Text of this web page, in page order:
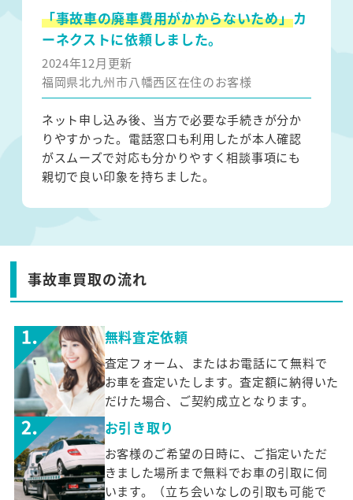
「事故車の廃車費用がかからないため」カ
ーネクストに依頼しました。
2024年12月更新
福岡県北九州市八幡西区在住のお客様
ネット申し込み後、当方で必要な手続きが分か
りやすかった。電話窓口も利用したが本人確認
がスムーズで対応も分かりやすく相談事項にも
親切で良い印象を持ちました。
事故車買取の流れ
無料査定依頼
査定フォーム、またはお電話にて無料で
お車を査定いたします。査定額に納得いた
だけた場合、ご契約成立となります。
お引き取り
お客様のご希望の日時に、ご指定いただ
きました場所まで無料でお車の引取に伺
います。（立ち会いなしの引取も可能で